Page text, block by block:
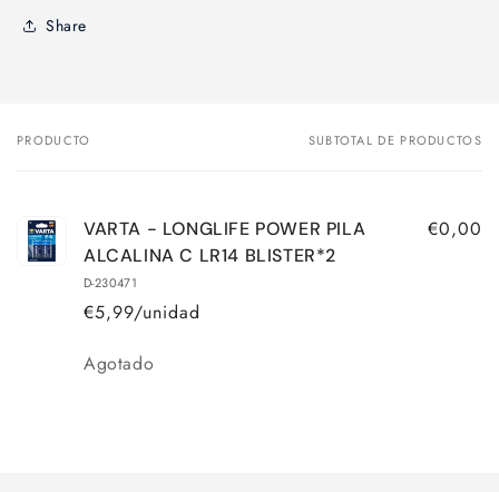
Share
Tu
PRODUCTO SUBTOTAL DE PRODUCTOS
VARTA - LONGLIFE POWER PILA
ALCALINA C LR14 BLISTER*2
D-230471
€5,99/unidad
€0,00
Cantidad
Agotado